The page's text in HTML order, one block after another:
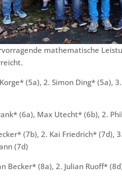
mathematische
(5a), 2. Simon Ding* (5a),
(6a), Max Utecht* (6b), 2.
(7b), 2. Kai Friedrich* (7d),
(7d)
Becker* (8a), 2. Julian Ruoff*